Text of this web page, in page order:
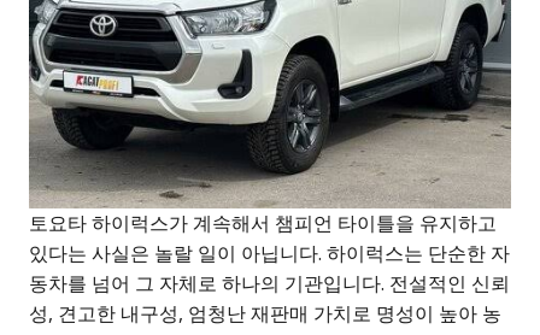
토요타 하이럭스가 계속해서 챔피언 타이틀을 유지하고
있다는 사실은 놀랄 일이 아닙니다. 하이럭스는 단순한 자
동차를 넘어 그 자체로 하나의 기관입니다. 전설적인 신뢰
성, 견고한 내구성, 엄청난 재판매 가치로 명성이 높아 농